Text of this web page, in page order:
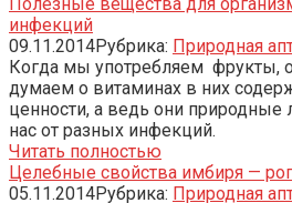
инфекций
09.11.2014Рубрика: Природная
Когда мы употребляем фрукты,
думаем о витаминах в них
ценности, а ведь они
нас от разных инфекций.
Читать полностью
Целебные свойства имбиря —
05.11.2014Рубрика: Природная